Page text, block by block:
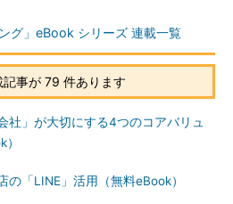
グ」eBook シリーズ 連載一覧
記事が 79 件あります
社」が大切にする4つのコアバリュ
の「LINE」活用（無料eBook）